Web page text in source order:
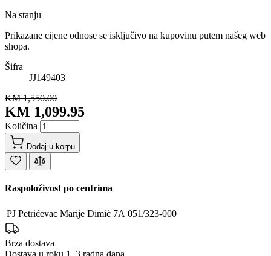
Na stanju
Prikazane cijene odnose se isključivo na kupovinu putem našeg web
shopa.
Šifra
JJ149403
KM 1,550.00
KM 1,099.95
Količina
Dodaj u korpu
Raspoloživost po centrima
PJ Petrićevac Marije Dimić 7A 051/323-000
Brza dostava